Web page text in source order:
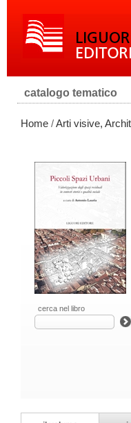
catalogo tematico
Home /Arti visive,
cerca nel libro